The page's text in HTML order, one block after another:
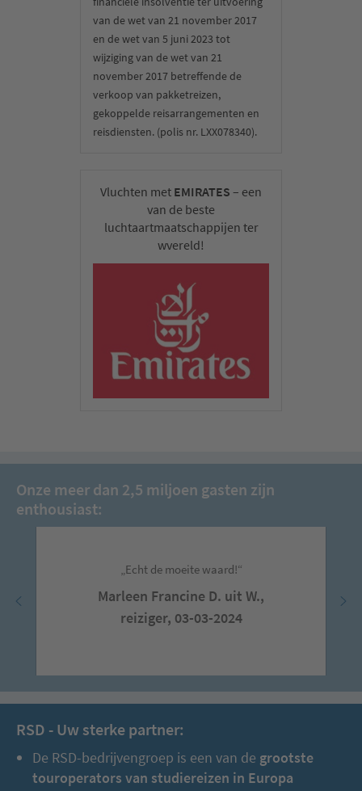
van de wet van 21 november 2017
en de wet van 5 juni 2023 tot
wijziging van de wet van 21
november 2017 betreffende de
verkoop van pakketreizen,
gekoppelde reisarrangementen en
reisdiensten. (polis nr. LXX078340).
Vluchten met EMIRATES – een
van de beste
luchtaartmaatschappijen ter
wvereld!
Onze meer dan 2,5 miljoen gasten zijn
enthousiast:
„Echt de moeite waard!“
Marleen Francine D. uit W.,
reiziger, 03-03-2024
RSD - Uw sterke partner:
De RSD-bedrijvengroep is een van de grootste
touroperators van studiereizen in Europa